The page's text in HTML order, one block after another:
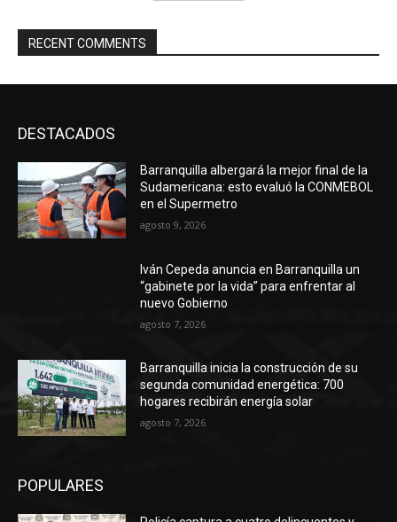
RECENT COMMENTS
DESTACADOS
Barranquilla albergará la mejor final de la
Sudamericana: esto evaluó la CONMEBOL
en el Supermetro
agosto 9, 2026
Iván Cepeda anuncia en Barranquilla un
“gabinete por la vida” para enfrentar al
nuevo Gobierno
agosto 7, 2026
Barranquilla inicia la construcción de su
segunda comunidad energética: 700
hogares recibirán energía solar
agosto 7, 2026
POPULARES